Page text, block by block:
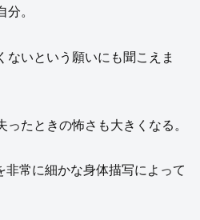
。
ないという願いにも聞こえま
たときの怖さも大きくなる。
常に細かな身体描写によって